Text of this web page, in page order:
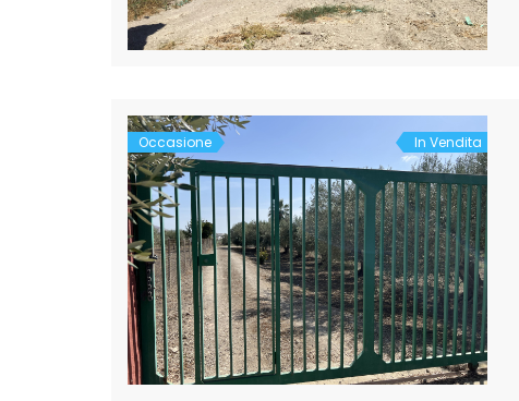
Occasione In Vendita